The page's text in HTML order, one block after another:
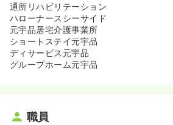
通所リハビリテーション
ハローナースシーサイド
元宇品居宅介護事業所
ショートステイ元宇品
ディサービス元宇品
グループホーム元宇品
職員